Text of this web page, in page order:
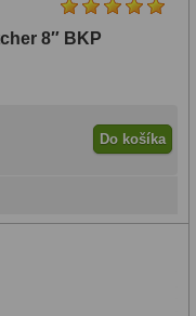
8″ BKP
Do košíka